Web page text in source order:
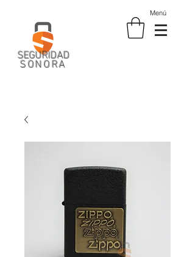
Menú
SEGURIDAD
SONORA